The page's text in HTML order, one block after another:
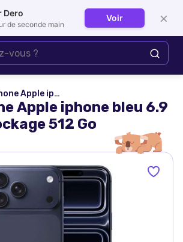
Se connecter
bleu 6.9 pouces stockage 512 Go
Apple iphone bleu 6.9
512 Go
Dero
de seconde main
Voir ×